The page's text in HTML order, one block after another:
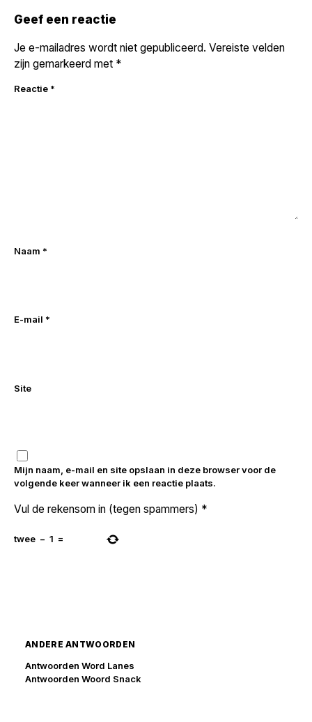
navigatie
Geef een reactie
Je e-mailadres wordt niet gepubliceerd. Vereiste velden
zijn gemarkeerd met *
Reactie *
Naam *
E-mail *
Site
Mijn naam, e-mail en site opslaan in deze browser voor de
volgende keer wanneer ik een reactie plaats.
Vul de rekensom in (tegen spammers) *
twee − 1 =
ANDERE ANTWOORDEN
Antwoorden Word Lanes
Antwoorden Woord Snack